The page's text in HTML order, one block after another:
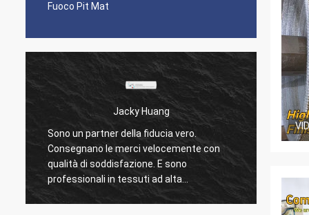
Fuoco Pit Mat
della fiducia vero.
merci velocemente con
E sono
tessuti ad alta
contribuiscono per i
Sig.ra Hande
Stiamo lavorando con Suntex
anni, essi teniamo la qualità
sempre. Trattano seriamente ogna
singolo richiesta noi. È felice da
collaborare comunque con loro.